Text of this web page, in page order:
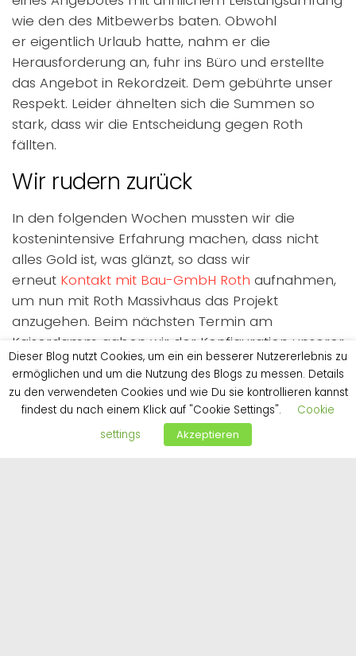
wie den des Mitbewerbs baten. Obwohl
er eigentlich Urlaub hatte, nahm er die
Herausforderung an, fuhr ins Büro und erstellte
das Angebot in Rekordzeit. Dem gebührte unser
Respekt. Leider ähnelten sich die Summen so
stark, dass wir die Entscheidung gegen Roth
fällten.
Wir rudern zurück
In den folgenden Wochen mussten wir die
kostenintensive Erfahrung machen, dass nicht
alles Gold ist, was glänzt, so dass wir
erneut Kontakt mit Bau-GmbH Roth aufnahmen,
um nun mit Roth Massivhaus das Projekt
anzugehen. Beim nächsten Termin am
Kaiserdamm gaben wir der Konfiguration unserer
Villa Luganadann den letzten Schliff. Hierbei ist
positiv hervorzuheben, dass unser Herr Friedrich
im Kundeninteresse auch Ausstattungsmerkmale
ansprach, die seiner Ansicht nach überflüssig
Dieser Blog nutzt Cookies, um ein ein besserer Nutzererlebnis zu
ermöglichen und um die Nutzung des Blogs zu messen. Details
zu den verwendeten Cookies und wie Du sie kontrollieren kannst
findest du nach einem Klick auf "Cookie Settings".
Cookie
settings
Akzeptieren